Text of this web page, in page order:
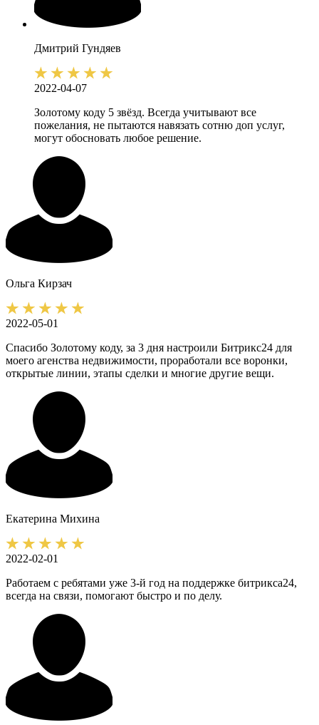
Дмитрий Гундяев
2022-04-07
Золотому коду 5 звёзд. Всегда учитывают все
пожелания, не пытаются навязать сотню доп услуг,
могут обосновать любое решение.
Ольга Кирзач
2022-05-01
Спасибо Золотому коду, за 3 дня настроили Битрикс24 для
моего агенства недвижимости, проработали все воронки,
открытые линии, этапы сделки и многие другие вещи.
Екатерина Михина
2022-02-01
Работаем с ребятами уже 3-й год на поддержке битрикса24,
всегда на связи, помогают быстро и по делу.